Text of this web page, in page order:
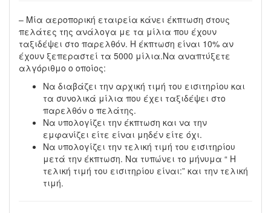
– Μία αεροπορική εταιρεία κάνει έκπτωση στους
πελάτες της ανάλογα με τα μίλια που έχουν
ταξιδέψει στο παρελθόν. Η έκπτωση είναι 10% αν
έχουν ξεπεραστεί τα 5000 μίλια.Να αναπτύξετε
αλγόριθμο ο οποίος:
Να διαβάζει την αρχική τιμή του εισιτηρίου και
τα συνολικά μίλια που έχει ταξιδέψει στο
παρελθόν ο πελάτης.
Να υπολογίζει την έκπτωση και να την
εμφανίζει είτε είναι μηδέν είτε όχι.
Να υπολογίζει την τελική τιμή του εισιτηρίου
μετά την έκπτωση. Να τυπώνει το μήνυμα “ Η
τελική τιμή του εισιτηρίου είναι:” και την τελική
τιμή.